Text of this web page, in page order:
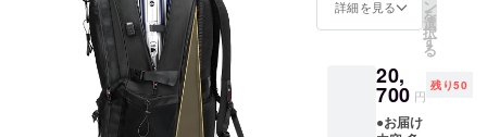
込）→
19,600
込） ※
販売価
格は送
料込み
詳細を見る ン
を
選
択
す
る
20,
700 円
残り50
●お届け